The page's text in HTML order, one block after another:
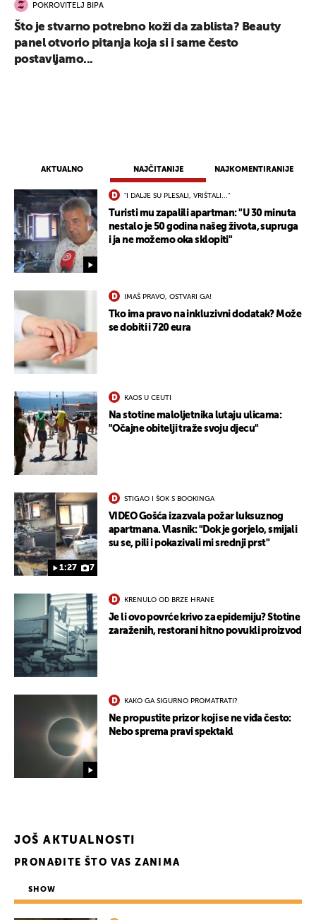
AKTUALNO NAJČITANIJE NAJKOMENTIRANIJE
"I DALJE SU PLESALI, VRIŠTALI..."
Turisti mu zapalili apartman: "U 30 minuta
nestalo je 50 godina našeg života, supruga
i ja ne možemo oka sklopiti"
IMAŠ PRAVO, OSTVARI GA!
Tko ima pravo na inkluzivni dodatak? Može
se dobiti i 720 eura
KAOS U CEUTI
Na stotine maloljetnika lutaju ulicama:
"Očajne obitelji traže svoju djecu"
1:27 7
STIGAO I ŠOK S BOOKINGA
VIDEO Gošća izazvala požar luksuznog
apartmana. Vlasnik: "Dok je gorjelo, smijali
su se, pili i pokazivali mi srednji prst"
KRENULO OD BRZE HRANE
Je li ovo povrće krivo za epidemiju? Stotine
zaraženih, restorani hitno povukli proizvod
KAKO GA SIGURNO PROMATRATI?
Ne propustite prizor koji se ne viđa često:
Nebo sprema pravi spektakl
JOŠ AKTUALNOSTI
POKROVITELJ BIPA
Što je stvarno potrebno koži da zablista? Beauty
panel otvorio pitanja koja si i same često
postavljamo...
PRONAĐITE ŠTO VAS ZANIMA
SHOW